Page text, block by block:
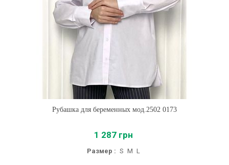
Рубашка для беременных мод.2502 0173
1 287 грн
Размер : S M L